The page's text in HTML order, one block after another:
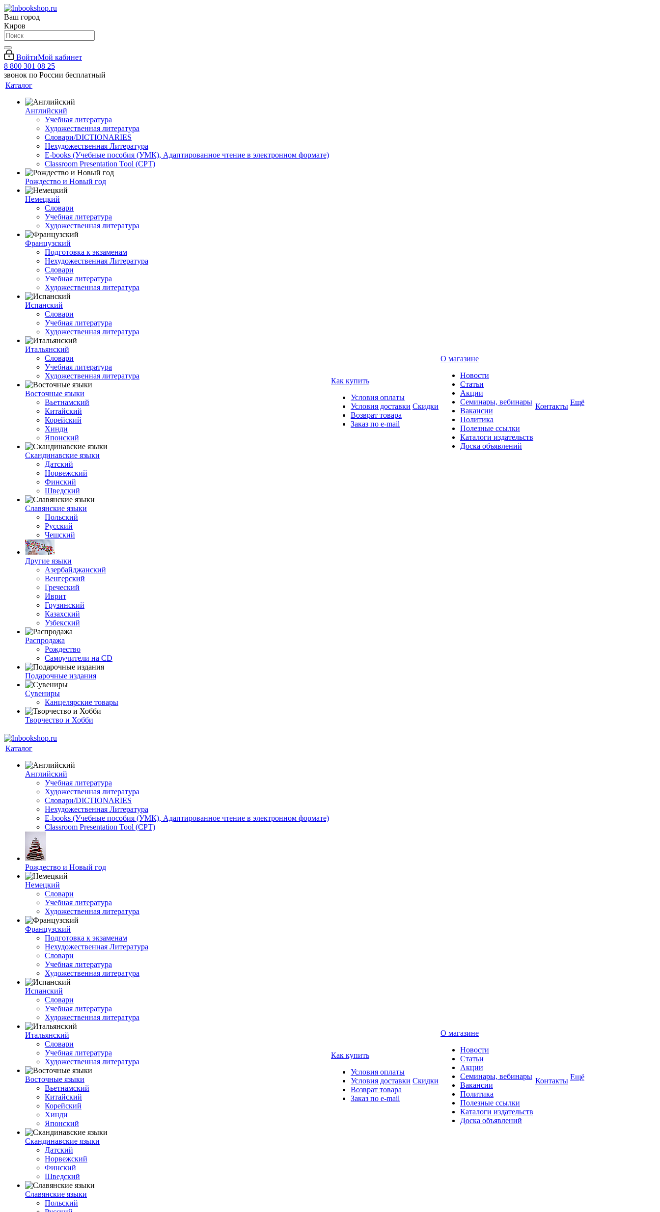
Ваш город
Киров
ВойтиМой кабинет
8 800 301 08 25
звонок по России бесплатный
Каталог
Английский
Учебная литература
Художественная литература
Словари/DICTIONARIES
Нехудожественная Литература
E-books (Учебные пособия (УМК), Адаптированное чтение в электронном формате)
Classroom Presentation Tool (CPT)
Рождество и Новый год
Немецкий
Словари
Учебная литература
Художественная литература
Французский
Подготовка к экзаменам
Нехудожественная Литература
Словари
Учебная литература
Художественная литература
Испанский
Словари
Учебная литература
Художественная литература
Итальянский
Словари
Учебная литература
Художественная литература
Восточные языки
Вьетнамский
Китайский
Корейский
Хинди
Японский
Скандинавские языки
Датский
Норвежский
Финский
Шведский
Славянские языки
Польский
Русский
Чешский
Другие языки
Азербайджанский
Венгерский
Греческий
Иврит
Грузинский
Казахский
Узбекский
Распродажа
Рождество
Самоучители на CD
Подарочные издания
Сувениры
Канцелярские товары
Творчество и Хобби
Как купить
Условия оплаты
Условия доставки
Возврат товара
Заказ по e-mail
Скидки
О магазине
Новости
Статьи
Акции
Семинары, вебинары
Вакансии
Политика
Полезные ссылки
Каталоги издательств
Доска объявлений
Контакты Ещё
Каталог
Английский
Учебная литература
Художественная литература
Словари/DICTIONARIES
Нехудожественная Литература
E-books (Учебные пособия (УМК), Адаптированное чтение в электронном формате)
Classroom Presentation Tool (CPT)
Рождество и Новый год
Немецкий
Словари
Учебная литература
Художественная литература
Французский
Подготовка к экзаменам
Нехудожественная Литература
Словари
Учебная литература
Художественная литература
Испанский
Словари
Учебная литература
Художественная литература
Итальянский
Словари
Учебная литература
Художественная литература
Восточные языки
Вьетнамский
Китайский
Корейский
Хинди
Японский
Скандинавские языки
Датский
Норвежский
Финский
Шведский
Славянские языки
Польский
Как купить
Условия оплаты
Условия доставки
Возврат товара
Заказ по e-mail
Скидки
О магазине
Новости
Статьи
Акции
Семинары, вебинары
Вакансии
Политика
Полезные ссылки
Каталоги издательств
Доска объявлений
Контакты Ещё